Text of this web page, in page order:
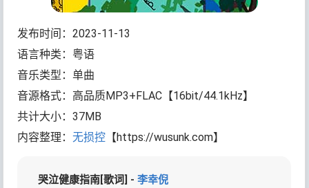
发布时间：2023-11-13
语言种类：粤语
音乐类型：单曲
音源格式：高品质MP3+FLAC【16bit/44.1kHz】
共计大小：37MB
内容整理：无损控 【https://wusunk.com】
哭泣健康指南[歌词] -李幸倪